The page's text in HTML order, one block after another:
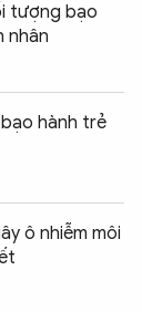
tượng bạo
nhân
hành trẻ
ô nhiễm môi